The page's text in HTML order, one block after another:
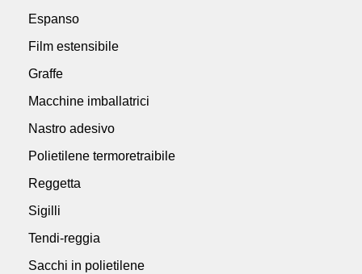
Espanso
Film estensibile
Graffe
Macchine imballatrici
Nastro adesivo
Polietilene termoretraibile
Reggetta
Sigilli
Tendi-reggia
Sacchi in polietilene